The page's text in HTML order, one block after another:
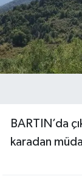
BARTIN’da
karadan